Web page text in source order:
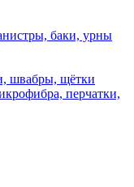
баки, урны
швабры, щётки
перчатки,